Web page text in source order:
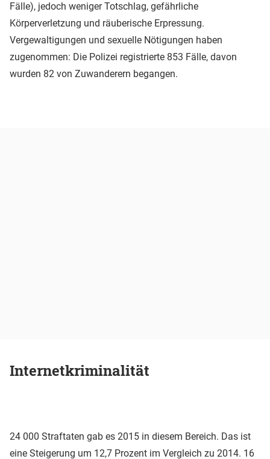
Fälle), jedoch weniger Totschlag, gefährliche
Körperverletzung und räuberische Erpressung.
Vergewaltigungen und sexuelle Nötigungen haben
zugenommen: Die Polizei registrierte 853 Fälle, davon
wurden 82 von Zuwanderern begangen.
Internetkriminalität
24 000 Straftaten gab es 2015 in diesem Bereich. Das ist
eine Steigerung um 12,7 Prozent im Vergleich zu 2014. 16